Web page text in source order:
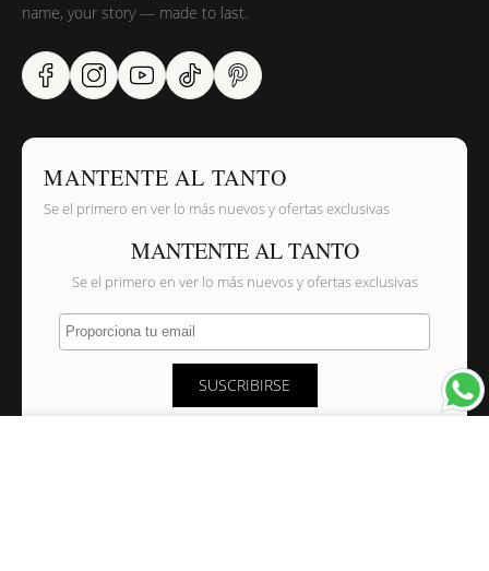
name, your story — made to last.
MANTENTE AL TANTO
Se el primero en ver lo más nuevos y ofertas exclusivas
MANTENTE AL TANTO
Se el primero en ver lo más nuevos y ofertas exclusivas
Proporciona tu email
SUSCRIBIRSE